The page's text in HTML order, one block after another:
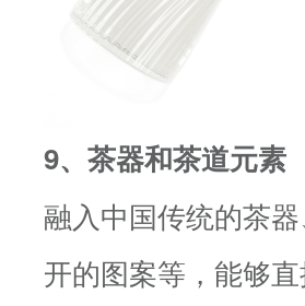
9、茶器和茶道元素
融入中国传统的茶
开的图案等，能够